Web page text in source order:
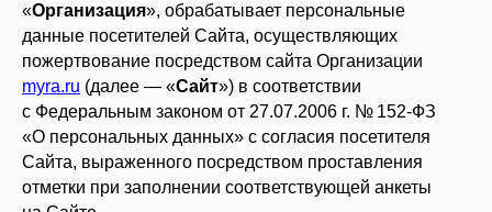
КОМАНДА
ПРОВЕСТИ
МИРА
СТАТЬ
ВОЛОНТЕРОМ
«Организация», обрабатывает персональные
данные посетителей Сайта, осуществляющих
пожертвование посредством сайта Организации
myra.ru (далее — «Сайт») в соответствии
с Федеральным законом от 27.07.2006 г. № 152-ФЗ
«О персональных данных» с согласия посетителя
Сайта, выраженного посредством проставления
отметки при заполнении соответствующей анкеты